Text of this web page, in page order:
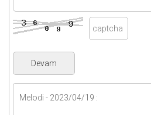
Melodi - 2023/04/19 :